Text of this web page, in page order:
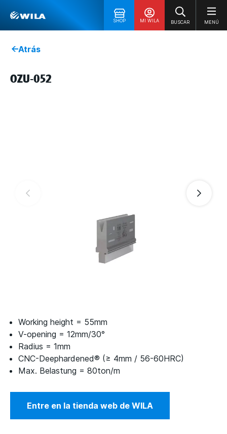
SHOP MI WILA BUSCAR MENÚ
Atrás
OZU-052
Working height = 55mm
V-opening = 12mm/30°
Radius = 1mm
CNC-Deephardened® (≥ 4mm / 56-60HRC)
Max. Belastung = 80ton/m
Entre en la tienda web de WILA